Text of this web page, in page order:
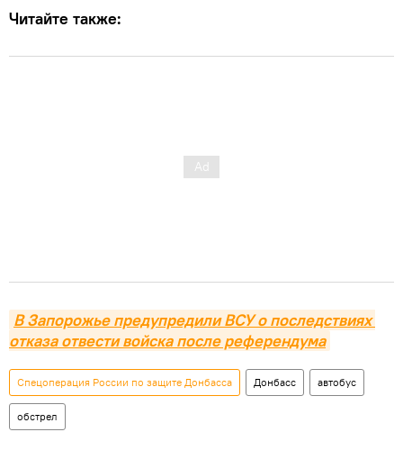
Читайте также:
В Запорожье предупредили ВСУ о последствиях
отказа отвести войска после референдума
Спецоперация России по защите Донбасса Донбасс автобус
обстрел